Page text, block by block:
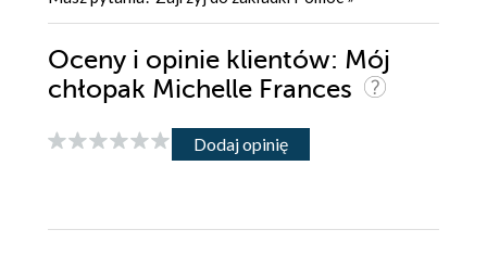
Oceny i opinie klientów: Mój
chłopak Michelle Frances
Dodaj opinię